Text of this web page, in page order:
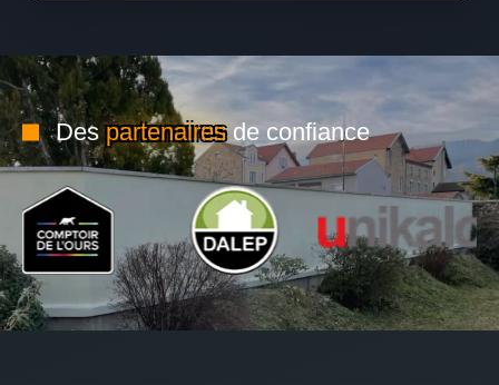
Despartenairesde confiance